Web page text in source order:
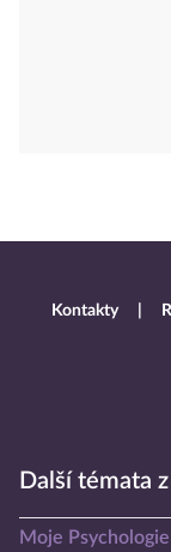
Další témata
Moje Psychologie
Kontakty